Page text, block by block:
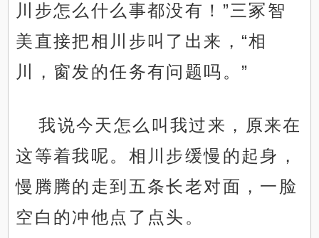
川步怎么什么事都没有！”三冢智
美直接把相川步叫了出来，“相
川，窗发的任务有问题吗。”
我说今天怎么叫我过来，原来在
这等着我呢。相川步缓慢的起身，
慢腾腾的走到五条长老对面，一脸
空白的冲他点了点头。